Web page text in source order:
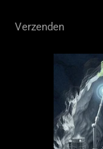
Verzenden